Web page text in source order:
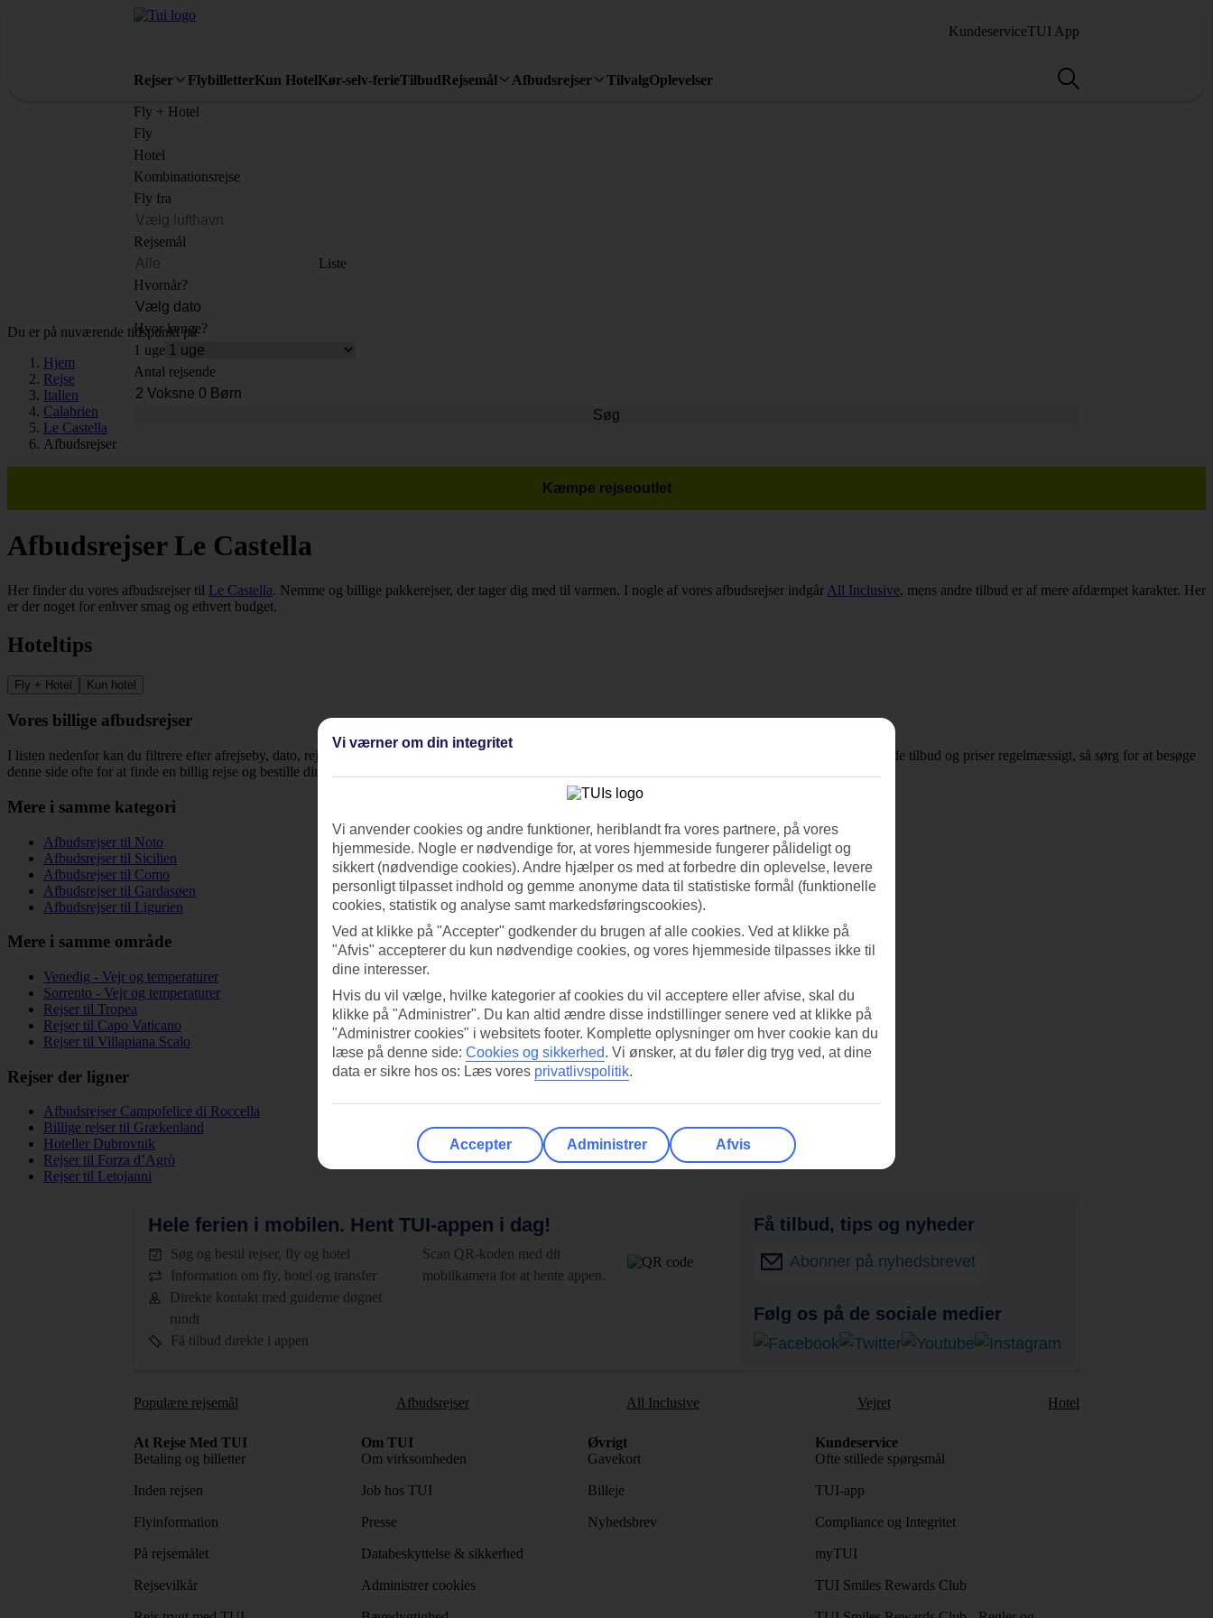
KundeserviceTUI App
Rejser FlybilletterKun HotelKør-selv-ferieTilbudRejsemål Afbudsrejser TilvalgOplevelser
Fly + Hotel
Fly
Hotel
Kombinationsrejse
Fly fra
Rejsemål
Liste
Hvornår?
Hvor længe?
1 uge
Antal rejsende
Søg
Du er på nuværende tidspunkt på
Hjem
Rejse
Italien
Calabrien
Le Castella
Afbudsrejser
Kæmpe rejseoutlet
Afbudsrejser Le Castella
Her finder du vores afbudsrejser til Le Castella. Nemme og billige pakkerejser, der tager dig med til varmen. I nogle af vores afbudsrejser indgår All Inclusive, mens andre tilbud er af mere afdæmpet karakter. Her
er der noget for enhver smag og ethvert budget.
Hoteltips
Fly + Hotel Kun hotel
Vores billige afbudsrejser
I listen nedenfor kan du filtrere efter afrejseby, dato, rejsemål og rejselængde for at tilpasse rejsen til dine behov. Da der er tale om afbudsrejser, opdateres både tilbud og priser regelmæssigt, så sørg for at besøge
denne side ofte for at finde en billig rejse og bestille din næste ferie til Le Castella!
Mere i samme kategori
Afbudsrejser til Noto
Afbudsrejser til Sicilien
Afbudsrejser til Como
Afbudsrejser til Gardasøen
Afbudsrejser til Ligurien
Mere i samme område
Venedig - Vejr og temperaturer
Sorrento - Vejr og temperaturer
Rejser til Tropea
Rejser til Capo Vaticano
Rejser til Villapiana Scalo
Rejser der ligner
Afbudsrejser Campofelice di Roccella
Billige rejser til Grækenland
Hoteller Dubrovnik
Rejser til Forza d’Agrò
Rejser til Letojanni
Hele ferien i mobilen. Hent TUI-appen i dag!
Søg og bestil rejser, fly og hotel
Information om fly, hotel og transfer
Direkte kontakt med guiderne døgnet
rundt
Få tilbud direkte i appen
Scan QR-koden med dit
mobilkamera for at hente appen.
Få tilbud, tips og nyheder
Abonner på nyhedsbrevet
Følg os på de sociale medier
Populære rejsemål Afbudsrejser All Inclusive Vejret Hotel
At Rejse Med TUI
Betaling og billetter
Inden rejsen
Flyinformation
På rejsemålet
Rejsevilkår
Om TUI
Om virksomheden
Job hos TUI
Presse
Databeskyttelse & sikkerhed
Administrer cookies
Øvrigt
Gavekort
Billeje
Nyhedsbrev
Kundeservice
Ofte stillede spørgsmål
TUI-app
Compliance og Integritet
myTUI
TUI Smiles Rewards Club
Vi værner om din integritet
Vi anvender cookies og andre funktioner, heriblandt fra vores partnere, på vores
hjemmeside. Nogle er nødvendige for, at vores hjemmeside fungerer pålideligt og
sikkert (nødvendige cookies). Andre hjælper os med at forbedre din oplevelse, levere
personligt tilpasset indhold og gemme anonyme data til statistiske formål (funktionelle
cookies, statistik og analyse samt markedsføringscookies).
Ved at klikke på "Accepter" godkender du brugen af alle cookies. Ved at klikke på
"Afvis" accepterer du kun nødvendige cookies, og vores hjemmeside tilpasses ikke til
dine interesser.
Hvis du vil vælge, hvilke kategorier af cookies du vil acceptere eller afvise, skal du
klikke på "Administrer". Du kan altid ændre disse indstillinger senere ved at klikke på
"Administrer cookies" i websitets footer. Komplette oplysninger om hver cookie kan du
læse på denne side: Cookies og sikkerhed. Vi ønsker, at du føler dig tryg ved, at dine
data er sikre hos os: Læs vores privatlivspolitik.
Accepter Administrer Afvis